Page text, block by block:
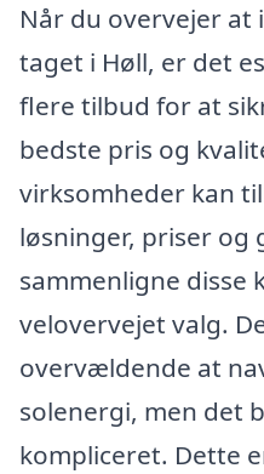
Når du overvejer at
taget i Høll, er det
flere tilbud for at
bedste pris og
virksomheder kan
løsninger, priser og
sammenligne
velovervejet valg.
overvældende at
solenergi, men det
kompliceret. Dette